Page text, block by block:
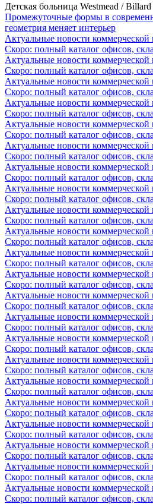
Детская больница Westmead /
Промежуточные формы в
геометрия меняет интерьер
Актуальные новости
Скоро: полный каталог офисов,
Актуальные новости
Скоро: полный каталог офисов,
Актуальные новости
Скоро: полный каталог офисов,
Актуальные новости
Скоро: полный каталог офисов,
Актуальные новости
Скоро: полный каталог офисов,
Актуальные новости
Скоро: полный каталог офисов,
Актуальные новости
Скоро: полный каталог офисов,
Актуальные новости
Скоро: полный каталог офисов,
Актуальные новости
Скоро: полный каталог офисов,
Актуальные новости
Скоро: полный каталог офисов,
Актуальные новости
Скоро: полный каталог офисов,
Актуальные новости
Скоро: полный каталог офисов,
Актуальные новости
Скоро: полный каталог офисов,
Актуальные новости
Скоро: полный каталог офисов,
Актуальные новости
Скоро: полный каталог офисов,
Актуальные новости
Скоро: полный каталог офисов,
Актуальные новости
Скоро: полный каталог офисов,
Актуальные новости
Скоро: полный каталог офисов,
Актуальные новости
Скоро: полный каталог офисов,
Актуальные новости
Скоро: полный каталог офисов,
Актуальные новости
Скоро: полный каталог офисов,
Актуальные новости
Скоро: полный каталог офисов,